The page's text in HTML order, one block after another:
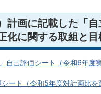
計画に記載した「
化に関する取組と
自己評価シート（令和6年度
ート（令和5年度対計画比